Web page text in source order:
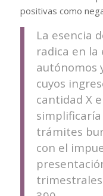
positivas como
La esencia
radica en la
autónomos
cuyos
cantidad X
trámites
con el